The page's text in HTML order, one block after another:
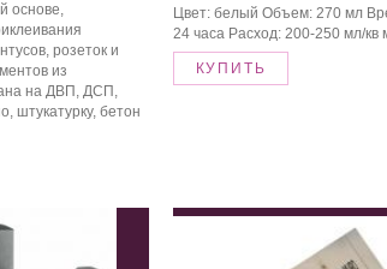
основе,
розеток и
из
на ДВП, ДСП,
штукатурку, бетон
Цвет: белый Объем: 270 мл
24 часа Расход: 200-250 мл/кв
КУПИТЬ